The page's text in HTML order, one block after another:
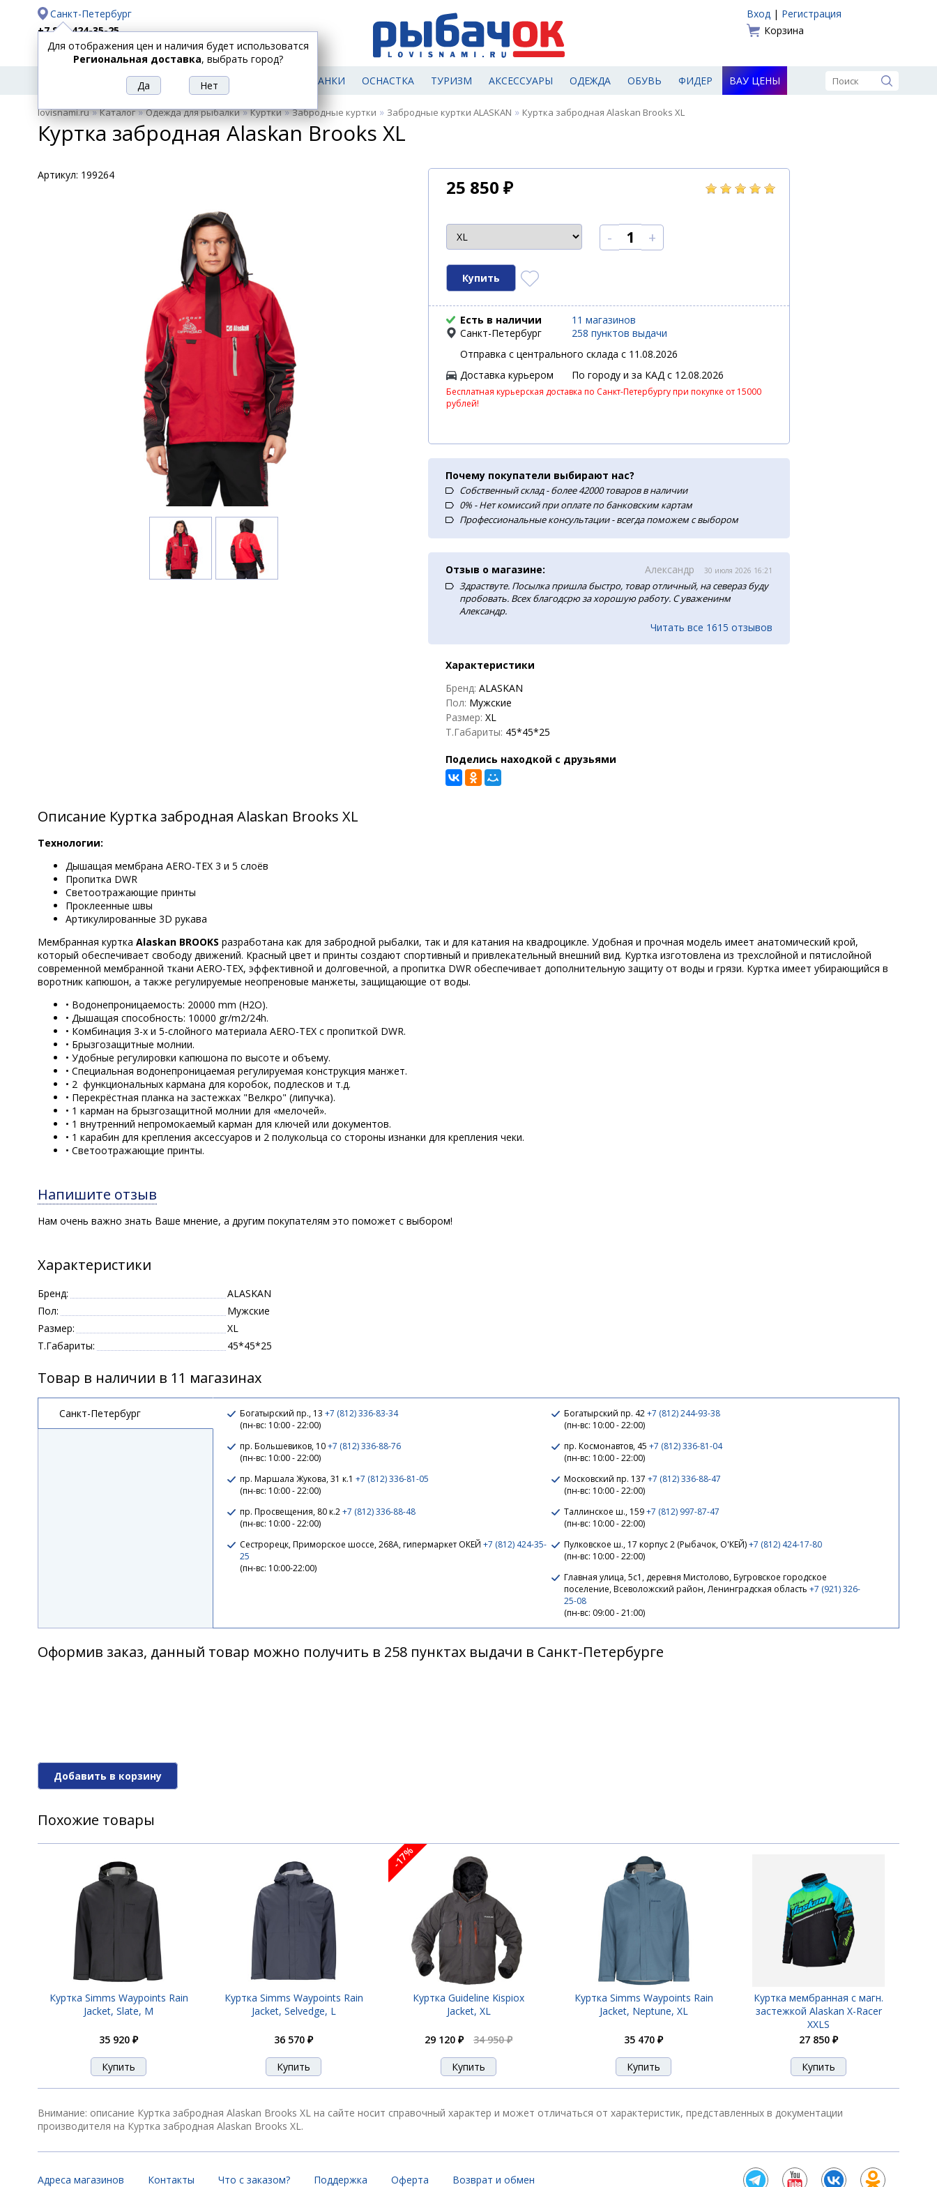
Санкт-Петербург
+7 812 424-35-25
Доставка
Оплата
Вход | Регистрация
Корзина
Для отображения цен и наличия будет использоватся
Региональная доставка, выбрать город?
РЫБОЛОВНЫЕ
ТОВАРЫ
СПИННИНГИ КАТУШКИ ПРИМАНКИ ОСНАСТКА ТУРИЗМ АКСЕССУАРЫ ОДЕЖДА ОБУВЬ ФИДЕР ВАУ ЦЕНЫ
lovisnami.ru»Каталог»Одежда для рыбалки»Куртки»Забродные куртки » Забродные куртки ALASKAN » Куртка забродная Alaskan Brooks XL
Куртка забродная Alaskan Brooks XL
Артикул: 199264
25 850 ₽
- +
Есть в наличии
11 магазинов
Санкт-Петербург
258 пунктов выдачи
Отправка с центрального склада с 11.08.2026
Доставка курьером
По городу и за КАД c 12.08.2026
Бесплатная курьерская доставка по Санкт-Петербургу при покупке от 15000
рублей!
Почему покупатели выбирают нас?
Собственный склад - более 42000 товаров в наличии
0% - Нет комиссий при оплате по банковским картам
Профессиональные консультации - всегда поможем с выбором
Отзыв о магазине: Александр 30 июля 2026 16:21
Здраствуте. Посылка пришла быстро, товар отличный, на севераз буду
пробовать. Всех благодсрю за хорошую работу. С уваженинм
Александр.
Читать все 1615 отзывов
Характеристики
Бренд: ALASKAN
Пол: Мужские
Размер: XL
Т.Габариты: 45*45*25
Поделись находкой с друзьями
Описание Куртка забродная Alaskan Brooks XL
Технологии:
Дышащая мембрана AERO-TEX 3 и 5 слоёв
Пропитка DWR
Светоотражающие принты
Проклеенные швы
Артикулированные 3D рукава
Мембранная куртка Alaskan BROOKS разработана как для забродной рыбалки, так и для катания на квадроцикле. Удобная и прочная модель имеет анатомический крой,
который обеспечивает свободу движений. Красный цвет и принты создают спортивный и привлекательный внешний вид. Куртка изготовлена из трехслойной и пятислойной
современной мембранной ткани AERO-TEX, эффективной и долговечной, а пропитка DWR обеспечивает дополнительную защиту от воды и грязи. Куртка имеет убирающийся в
воротник капюшон, а также регулируемые неопреновые манжеты, защищающие от воды.
• Водонепроницаемость: 20000 mm (H2O).
• Дышащая способность: 10000 gr/m2/24h.
• Комбинация 3-х и 5-слойного материала AERO-TEX с пропиткой DWR.
• Брызгозащитные молнии.
• Удобные регулировки капюшона по высоте и объему.
• Специальная водонепроницаемая регулируемая конструкция манжет.
• 2 функциональных кармана для коробок, подлесков и т.д.
• Перекрёстная планка на застежках "Велкро" (липучка).
• 1 карман на брызгозащитной молнии для «мелочей».
• 1 внутренний непромокаемый карман для ключей или документов.
• 1 карабин для крепления аксессуаров и 2 полукольца со стороны изнанки для крепления чеки.
• Светоотражающие принты.
Напишите отзыв
Нам очень важно знать Ваше мнение, а другим покупателям это поможет с выбором!
Характеристики
Бренд:
ALASKAN
Пол:
Мужские
Размер:
XL
Т.Габариты:
45*45*25
Товар в наличии в 11 магазинах
Санкт-Петербург Богатырский пр., 13 +7 (812) 336-83-34
(пн-вс: 10:00 - 22:00)
Богатырский пр. 42+7 (812) 244-93-38
(пн-вс: 10:00 - 22:00)
пр. Большевиков, 10+7 (812) 336-88-76
(пн-вс: 10:00 - 22:00)
пр. Космонавтов, 45+7 (812) 336-81-04
(пн-вс: 10:00 - 22:00)
пр. Маршала Жукова, 31 к.1 +7 (812) 336-81-05
(пн-вс: 10:00 - 22:00)
Московский пр. 137+7 (812) 336-88-47
(пн-вс: 10:00 - 22:00)
пр. Просвещения, 80 к.2+7 (812) 336-88-48
(пн-вс: 10:00 - 22:00)
Таллинское ш., 159+7 (812) 997-87-47
(пн-вс: 10:00 - 22:00)
Сестрорецк, Приморское шоссе, 268А, гипермаркет ОКЕЙ +7 (812) 424-35-
25
(пн-вс: 10:00-22:00)
Пулковское ш., 17 корпус 2 (Рыбачок, О'КЕЙ)+7 (812) 424-17-80
(пн-вс: 10:00 - 22:00)
Главная улица, 5с1, деревня Мистолово, Бугровское городское
поселение, Всеволожский район, Ленинградская область+7 (921) 326-
25-08
(пн-вс: 09:00 - 21:00)
Оформив заказ, данный товар можно получить в 258 пунктах выдачи в Санкт-Петербурге
Добавить в корзину
Похожие товары
Куртка Simms Waypoints Rain
Jacket, Slate, M
35 920 ₽
Куртка Simms Waypoints Rain
Jacket, Selvedge, L
36 570 ₽
-17%
Куртка Guideline Kispiox
Jacket, XL
29 120 ₽ 34 950 ₽
Куртка Simms Waypoints Rain
Jacket, Neptune, XL
35 470 ₽
Куртка мембранная с магн.
застежкой Alaskan X-Racer
XXLS
27 850 ₽
Внимание: описание Куртка забродная Alaskan Brooks XL на сайте носит справочный характер и может отличаться от характеристик, представленных в документации
производителя на Куртка забродная Alaskan Brooks XL.
Адреса магазинов Контакты Что с заказом? Поддержка Оферта Возврат и обмен